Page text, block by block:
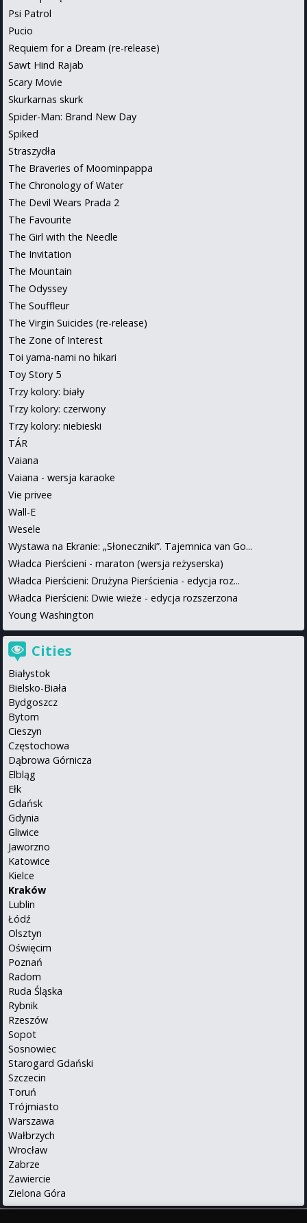
Psi Patrol
Pucio
Requiem for a Dream (re-release)
Sawt Hind Rajab
Scary Movie
Skurkarnas skurk
Spider-Man: Brand New Day
Spiked
Straszydła
The Braveries of Moominpappa
The Chronology of Water
The Devil Wears Prada 2
The Favourite
The Girl with the Needle
The Invitation
The Mountain
The Odyssey
The Souffleur
The Virgin Suicides (re-release)
The Zone of Interest
Toi yama-nami no hikari
Toy Story 5
Trzy kolory: biały
Trzy kolory: czerwony
Trzy kolory: niebieski
TÁR
Vaiana
Vaiana - wersja karaoke
Vie privee
Wall-E
Wesele
Wystawa na Ekranie: „Słoneczniki”. Tajemnica van Go...
Władca Pierścieni - maraton (wersja reżyserska)
Władca Pierścieni: Drużyna Pierścienia - edycja roz...
Władca Pierścieni: Dwie wieże - edycja rozszerzona
Young Washington
Cities
Białystok
Bielsko-Biała
Bydgoszcz
Bytom
Cieszyn
Częstochowa
Dąbrowa Górnicza
Elbląg
Ełk
Gdańsk
Gdynia
Gliwice
Jaworzno
Katowice
Kielce
Kraków
Lublin
Łódź
Olsztyn
Oświęcim
Poznań
Radom
Ruda Śląska
Rybnik
Rzeszów
Sopot
Sosnowiec
Starogard Gdański
Szczecin
Toruń
Trójmiasto
Warszawa
Wałbrzych
Wrocław
Zabrze
Zawiercie
Zielona Góra